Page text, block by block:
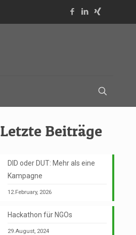
Letzte Beiträge
DID oder DUT: Mehr als eine
Kampagne
12.February, 2026
Hackathon für NGOs
29.August, 2024